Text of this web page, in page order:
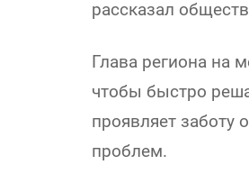
рассказал
Глава региона на
чтобы быстро
проявляет заботу
проблем.